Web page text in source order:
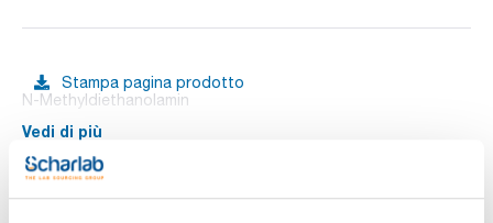
Stampa pagina prodotto
N-Methyldiethanolamin
Vedi di più